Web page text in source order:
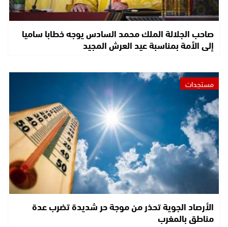
صاحب الجلالة الملك محمد السادس يوجه خطابا ساميا
إلى الأمة بمناسبة عيد العرش المجيد
مستجدات
الأرصاد الجوية تحذر من موجة حر شديدة تضرب عدة
مناطق بالمغرب